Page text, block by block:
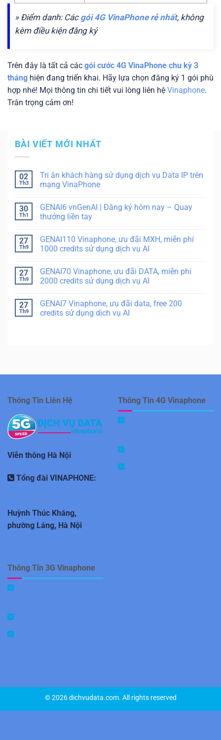
» Điểm danh: Các gói 4G VinaPhone rẻ nhất, không
kèm điều kiện đăng ký
Trên đây là tất cả các gói cước 4G VinaPhone chu kỳ 3
tháng hiện đang triển khai. Hãy lựa chọn đăng ký 1 gói phù
hợp nhé! Mọi thông tin chi tiết vui lòng liên hệ Vinaphone.
Trân trọng cảm ơn!
BÀI VIẾT MỚI NHẤT
02
Th3
Tri ân khách hàng sử dụng dịch vụ Data IP trên
mạng VinaPhone
30
Th1
GENAI6 vnGenAI | Đăng ký hôm nay – Quay
thưởng liền tay
27
Th9
GENAI110 Vinaphone, ưu đãi MXH, miễn phí
1000 credits sử dụng dịch vụ AI
27
Th9
GENAI70 Vinaphone, ưu đãi DATA, miễn phí
2000 credits sử dụng dịch vụ AI
27
Th9
GENAI7 Vinaphone, ưu đãi data, free 200
credits sử dụng dịch vụ AI
Thông Tin Liên Hệ
Viễn thông Hà Nội
Tổng đài VINAPHONE:
Huỳnh Thúc Kháng,
phường Láng, Hà Nội
Thông Tin 4G Vinaphone
Thông Tin 3G Vinaphone
© 2026 dichvudata.com. All rights reserved